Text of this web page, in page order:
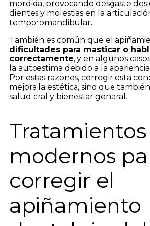
mordida, provocando desgaste
dientes y molestias en la
temporomandibular.
También es común que el
dificultades para masticar o
correctamente, y en algunos
la autoestima debido a la
Por estas razones, corregir esta
mejora la estética, sino que
salud oral y bienestar general.
Tratamientos
modernos
corregir el
apiñamiento